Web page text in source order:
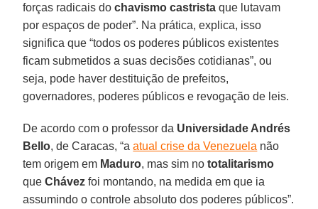
forças radicais dochavismo castrista que lutavam
por espaços de poder”. Na prática, explica, isso
significa que “todos os poderes públicos existentes
ficam submetidos a suas decisões cotidianas”, ou
seja, pode haver destituição de prefeitos,
governadores, poderes públicos e revogação de leis.
De acordo com o professor da Universidade Andrés
Bello, de Caracas, “aatual crise da Venezuela não
tem origem em Maduro, mas sim nototalitarismo
queChávez foi montando, na medida em que ia
assumindo o controle absoluto dos poderes públicos”.